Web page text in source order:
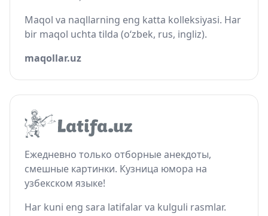
Maqol va naqllarning eng katta kolleksiyasi. Har
bir maqol uchta tilda (o‘zbek, rus, ingliz).
maqollar.uz
Ежедневно только отборные анекдоты,
смешные картинки. Кузница юмора на
узбекском языке!
Har kuni eng sara latifalar va kulguli rasmlar.